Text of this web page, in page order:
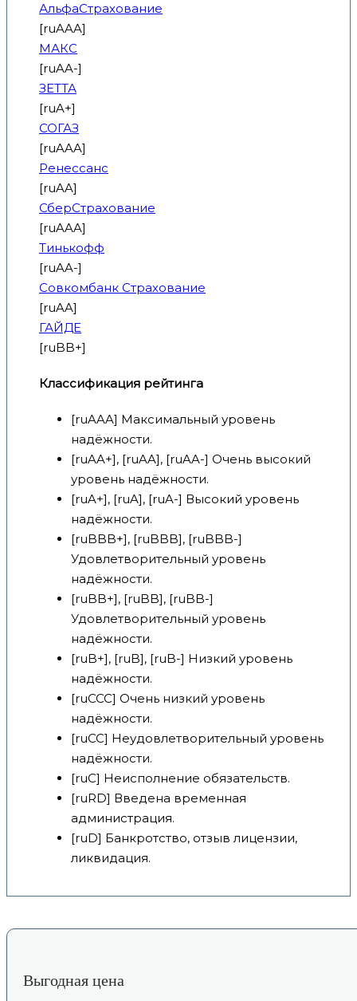
АльфаСтрахование
[ruAAA]
МАКС
[ruAA-]
ЗЕТТА
[ruA+]
СОГАЗ
[ruAAA]
Ренессанс
[ruAA]
СберСтрахование
[ruAAA]
Тинькофф
[ruAA-]
Совкомбанк Страхование
[ruAA]
ГАЙДЕ
[ruBB+]
Классификация рейтинга
[ruAAA] Максимальный уровень
надёжности.
[ruAA+], [ruAA], [ruAA-] Очень высокий
уровень надёжности.
[ruA+], [ruA], [ruA-] Высокий уровень
надёжности.
[ruBBB+], [ruBBB], [ruBBB-]
Удовлетворительный уровень
надёжности.
[ruBB+], [ruBB], [ruBB-]
Удовлетворительный уровень
надёжности.
[ruB+], [ruB], [ruB-] Низкий уровень
надёжности.
[ruCCC] Очень низкий уровень
надёжности.
[ruCC] Неудовлетворительный уровень
надёжности.
[ruC] Неисполнение обязательств.
[ruRD] Введена временная
администрация.
[ruD] Банкротство, отзыв лицензии,
ликвидация.
Выгодная цена